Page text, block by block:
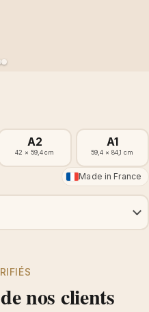
A2
42 × 59,4 cm
A1
59,4 × 84,1 cm
Made in France
nos clients